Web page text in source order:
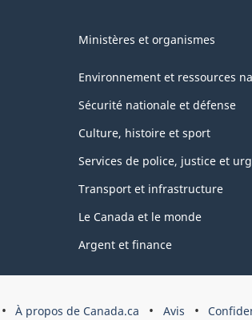
Ministères et organismes
Environnement et ressources
Sécurité nationale et défense
Culture, histoire et sport
Services de police, justice et
Transport et infrastructure
Le Canada et le monde
Argent et finance
À propos de Canada.ca Avis